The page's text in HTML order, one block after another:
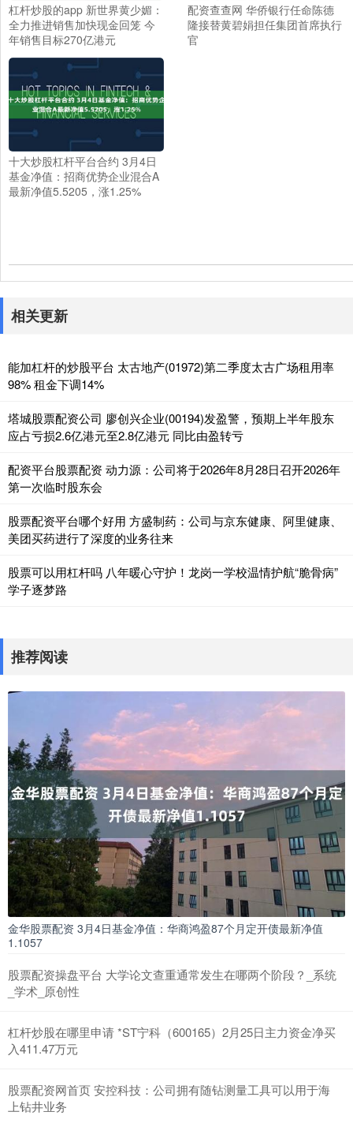
杠杆炒股的app 新世界黄少媚：
全力推进销售加快现金回笼 今
年销售目标270亿港元
配资查查网 华侨银行任命陈德
隆接替黄碧娟担任集团首席执行
官
十大炒股杠杆平台合约 3月4日
基金净值：招商优势企业混合A
最新净值5.5205，涨1.25%
相关更新
能加杠杆的炒股平台 太古地产(01972)第二季度太古广场租用率
98% 租金下调14%
塔城股票配资公司 廖创兴企业(00194)发盈警，预期上半年股东
应占亏损2.6亿港元至2.8亿港元 同比由盈转亏
配资平台股票配资 动力源：公司将于2026年8月28日召开2026年
第一次临时股东会
股票配资平台哪个好用 方盛制药：公司与京东健康、阿里健康、
美团买药进行了深度的业务往来
股票可以用杠杆吗 八年暖心守护！龙岗一学校温情护航“脆骨病”
学子逐梦路
推荐阅读
金华股票配资 3月4日基金净值：华商鸿盈87个月定开债最新净值
1.1057
股票配资操盘平台 大学论文查重通常发生在哪两个阶段？_系统
_学术_原创性
杠杆炒股在哪里申请 *ST宁科（600165）2月25日主力资金净买
入411.47万元
股票配资网首页 安控科技：公司拥有随钻测量工具可以用于海
上钻井业务